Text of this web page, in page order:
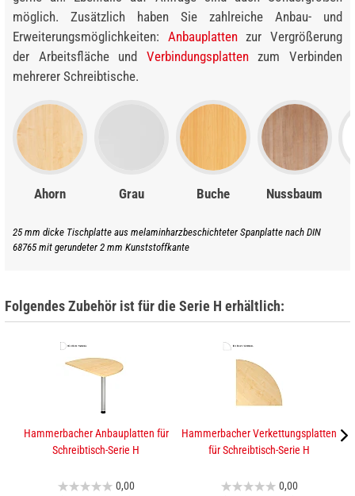
möglich. Zusätzlich haben Sie zahlreiche Anbau- und
Erweiterungsmöglichkeiten: Anbauplattenzur Vergrößerung
der Arbeitsfläche und Verbindungsplattenzum Verbinden
mehrerer Schreibtische.
Ahorn Grau Buche Nussbaum
25 mm dicke Tischplatte aus melaminharzbeschichteter Spanplatte nach DIN
68765 mit gerundeter 2 mm Kunststoffkante
Folgendes Zubehör ist für die Serie H erhältlich:
Hammerbacher Anbauplatten für
Schreibtisch-Serie H
0,00
Hammerbacher Verkettungsplatten
für Schreibtisch-Serie H
0,00